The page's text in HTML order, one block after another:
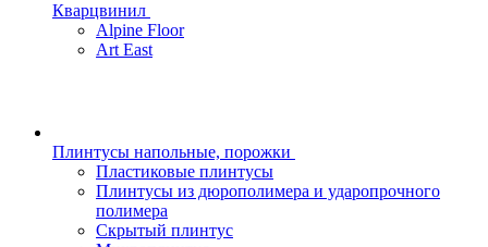
Кварцвинил
Alpine Floor
Art East
Плинтусы напольные, порожки
Пластиковые плинтусы
Плинтусы из дюрополимера и ударопрочного
полимера
Скрытый плинтус